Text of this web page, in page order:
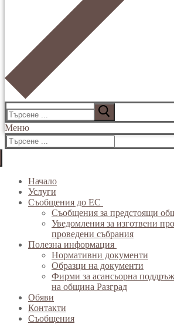
Търсене
за:
Меню
Търсене
за:
Начало
Услуги
Съобщения до ЕС
Съобщения за предстоящи
Уведомления за изготвени
проведени събрания
Полезна информация
Нормативни документи
Образци на документи
Фирми за асансьорна
на община Разград
Обяви
Контакти
Съобщения